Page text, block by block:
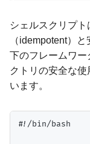
シェルスクリプ
（idempotent）
下のフレームワ
クトリの安全な
います。
#!/bin/bash